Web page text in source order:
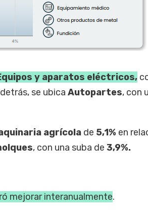
y aparatos eléctricos,
se ubica Autopartes, con
agrícolade 5,1% en
, con una suba de 3,9%.
mejorar interanualmente.